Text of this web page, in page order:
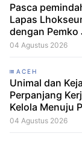
Pasca
Lapas
dengan Pemko
Remisi HUT RI
04 Agustus 2026
ACEH
Unimal dan
Perpanjang
Kelola Menuju
04 Agustus 2026